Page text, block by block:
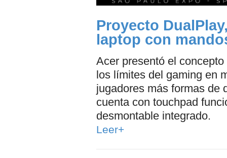
Proyecto
laptop con
Acer presentó el
los límites del gaming en
jugadores más formas de
cuenta con touchpad
desmontable integrado.
Leer+